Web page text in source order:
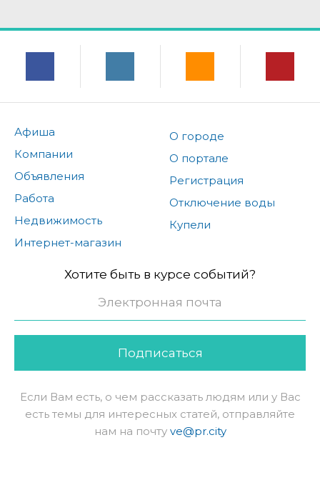
Афиша
Компании
Объявления
Работа
Недвижимость
Интернет-магазин
О городе
О портале
Регистрация
Отключение воды
Купели
Хотите быть в курсе событий?
Подписаться
Если Вам есть, о чем рассказать людям или у Вас
есть темы для интересных статей, отправляйте
нам на почту ve@pr.city